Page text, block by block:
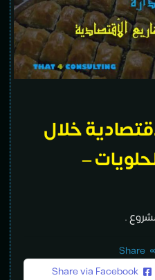
خلال
–
.
Share
Share via Facebook